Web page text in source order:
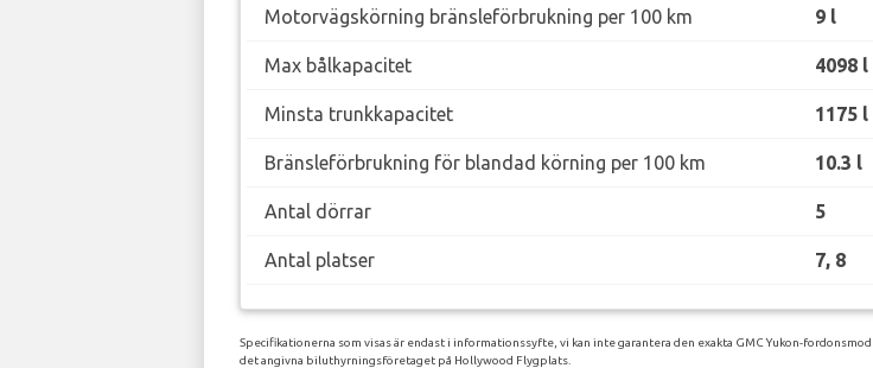
Motorvägskörning bränsleförbrukning per 100 km 9 l
Max bålkapacitet 4098 l
Minsta trunkkapacitet 1175 l
Bränsleförbrukning för blandad körning per 100 km 10.3 l
Antal dörrar 5
Antal platser 7, 8
Specifikationerna som visas är endast i informationssyfte, vi kan inte garantera den exakta GMC Yukon-
det angivna biluthyrningsföretaget på Hollywood Flygplats.